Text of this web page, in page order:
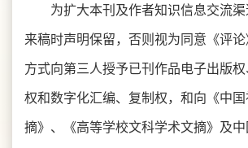
为扩大本刊及作者知识信息交流
来稿时声明保留，否则视为同意《评
方式向第三人授予已刊作品电子出版
权和数字化汇编、复制权，和向《中
摘》、《高等学校文科学术文摘》及